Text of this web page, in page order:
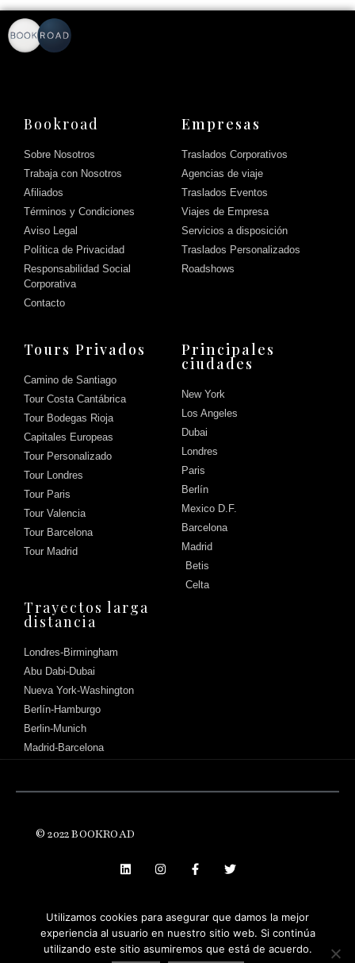
Bookroad
Sobre Nosotros
Trabaja con Nosotros
Afiliados
Términos y Condiciones
Aviso Legal
Política de Privacidad
Responsabilidad Social
Corporativa
Contacto
Empresas
Traslados Corporativos
Agencias de viaje
Traslados Eventos
Viajes de Empresa
Servicios a disposición
Traslados Personalizados
Roadshows
Tours Privados
Camino de Santiago
Tour Costa Cantábrica
Tour Bodegas Rioja
Capitales Europeas
Tour Personalizado
Tour Londres
Tour Paris
Tour Valencia
Tour Barcelona
Tour Madrid
Principales
ciudades
New York
Los Angeles
Dubai
Londres
Paris
Berlín
Mexico D.F.
Barcelona
Madrid
Betis
Celta
Trayectos larga
distancia
Londres-Birmingham
Abu Dabi-Dubai
Nueva York-Washington
Berlín-Hamburgo
Berlin-Munich
Madrid-Barcelona
© 2022 BOOKROADHáblanos
Utilizamos cookies para asegurar que damos la mejor
experiencia al usuario en nuestro sitio web. Si continúa
utilizando este sitio asumiremos que está de acuerdo.